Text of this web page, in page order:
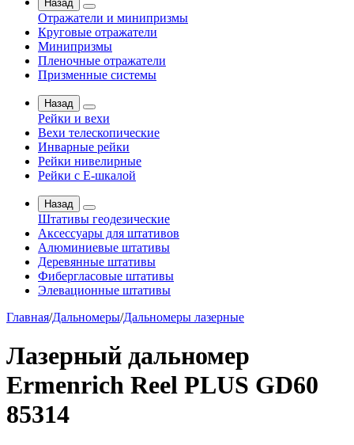
Назад
Отражатели и минипризмы
Круговые отражатели
Минипризмы
Пленочные отражатели
Призменные системы
Назад
Рейки и вехи
Вехи телескопические
Инварные рейки
Рейки нивелирные
Рейки с Е-шкалой
Назад
Штативы геодезические
Аксессуары для штативов
Алюминиевые штативы
Деревянные штативы
Фибергласовые штативы
Элевационные штативы
Главная/Дальномеры/Дальномеры лазерные
Лазерный дальномер
Ermenrich Reel PLUS GD60
85314